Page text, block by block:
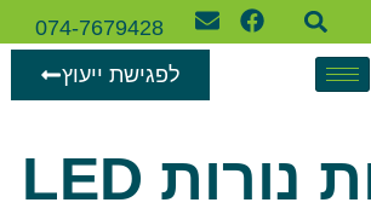
074-7679428
לפגישת ייעוץ
יתרונות נורות LED